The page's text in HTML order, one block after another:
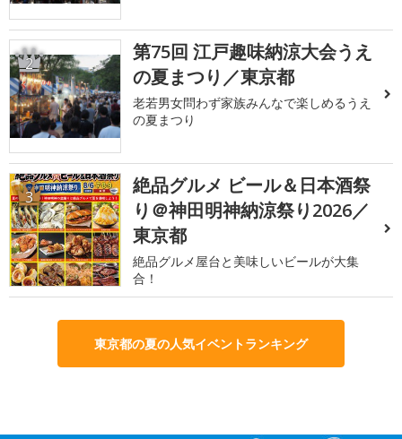
2
第75回 江戸趣味納涼大会うえ
の夏まつり／東京都
老若男女問わず家族みんなで楽しめるうえ
の夏まつり
3
絶品グルメ ビール＆日本酒祭
り＠神田明神納涼祭り2026／
東京都
絶品グルメ屋台と美味しいビールが大集
合！
東京都の夏の人気イベントランキング